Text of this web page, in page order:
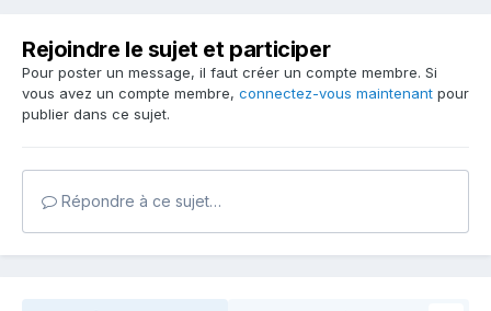
Rejoindre le sujet et participer
Pour poster un message, il faut créer un compte membre. Si
vous avez un compte membre, connectez-vous maintenant pour
publier dans ce sujet.
Répondre à ce sujet…